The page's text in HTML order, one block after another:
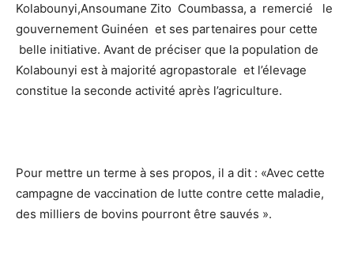
Kolabounyi,Ansoumane Zito Coumbassa, a remercié le
gouvernement Guinéen et ses partenaires pour cette
belle initiative. Avant de préciser que la population de
Kolabounyi est à majorité agropastorale et l’élevage
constitue la seconde activité après l’agriculture.
Pour mettre un terme à ses propos, il a dit : «Avec cette
campagne de vaccination de lutte contre cette maladie,
des milliers de bovins pourront être sauvés ».